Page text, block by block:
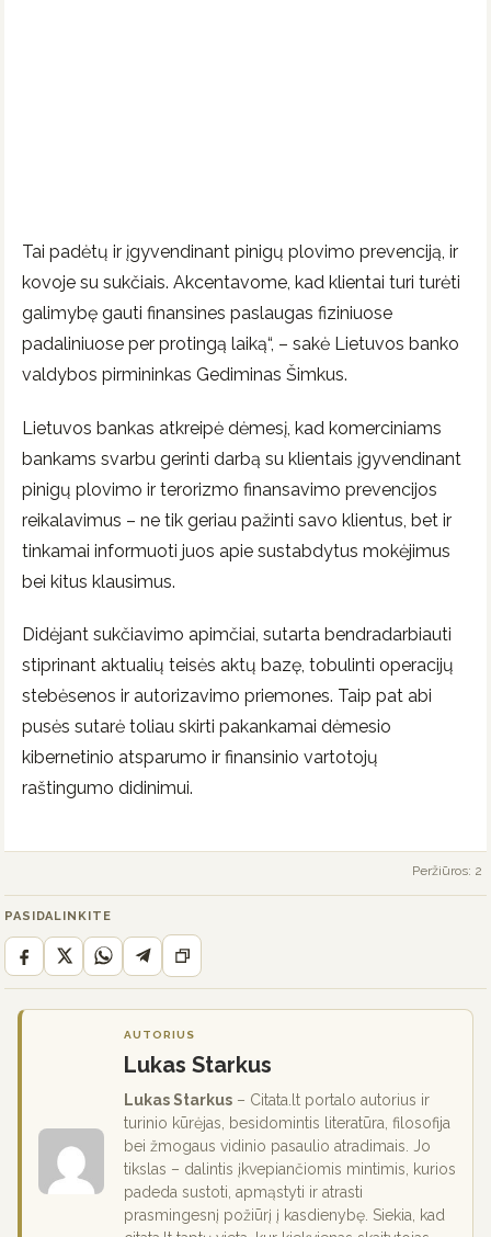
Tai padėtų ir įgyvendinant pinigų plovimo prevenciją, ir
kovoje su sukčiais. Akcentavome, kad klientai turi turėti
galimybę gauti finansines paslaugas fiziniuose
padaliniuose per protingą laiką“, – sakė Lietuvos banko
valdybos pirmininkas Gediminas Šimkus.
Lietuvos bankas atkreipė dėmesį, kad komerciniams
bankams svarbu gerinti darbą su klientais įgyvendinant
pinigų plovimo ir terorizmo finansavimo prevencijos
reikalavimus – ne tik geriau pažinti savo klientus, bet ir
tinkamai informuoti juos apie sustabdytus mokėjimus
bei kitus klausimus.
Didėjant sukčiavimo apimčiai, sutarta bendradarbiauti
stiprinant aktualių teisės aktų bazę, tobulinti operacijų
stebėsenos ir autorizavimo priemones. Taip pat abi
pusės sutarė toliau skirti pakankamai dėmesio
kibernetinio atsparumo ir finansinio vartotojų
raštingumo didinimui.
Peržiūros: 2
PASIDALINKITE
AUTORIUS
Lukas Starkus
Lukas Starkus – Citata.lt portalo autorius ir
turinio kūrėjas, besidomintis literatūra, filosofija
bei žmogaus vidinio pasaulio atradimais. Jo
tikslas – dalintis įkvepiančiomis mintimis, kurios
padeda sustoti, apmąstyti ir atrasti
prasmingesnį požiūrį į kasdienybę. Siekia, kad